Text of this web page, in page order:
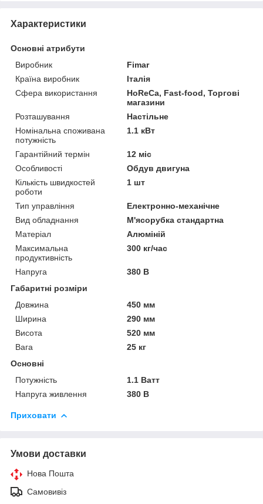
Характеристики
Основні атрибути
Виробник
Fimar
Країна виробник
Італія
Сфера використання
HoReCa, Fast-food, Торгові
магазини
Розташування
Настільне
Номінальна споживана
потужність
1.1 кВт
Гарантійний термін
12 міс
Особливості
Обдув двигуна
Кількість швидкостей
роботи
1 шт
Тип управління
Електронно-механічне
Вид обладнання
М'ясорубка стандартна
Матеріал
Алюміній
Максимальна
продуктивність
300 кг/час
Напруга
380 В
Габаритні розміри
Довжина
450 мм
Ширина
290 мм
Висота
520 мм
Вага
25 кг
Основні
Потужність
1.1 Ватт
Напруга живлення
380 В
Приховати
Умови доставки
Нова Пошта
Самовивіз